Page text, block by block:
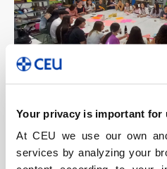
Your privacy is important for
At CEU we use our own
services by analyzing your